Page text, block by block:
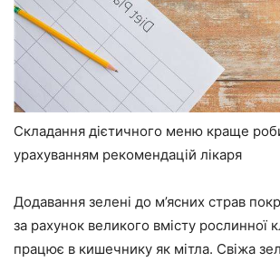
Складання дієтичного меню краще
урахуванням рекомендацій лікаря
Додавання зелені до м’ясних страв
за рахунок великого вмісту рослинної
працює в кишечнику як мітла. Свіжа